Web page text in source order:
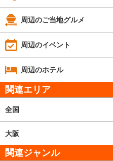
周辺のご当地グルメ
周辺のイベント
周辺のホテル
関連エリア
全国
大阪
関連ジャンル